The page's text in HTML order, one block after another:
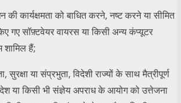
कार्यक्षमता को बाधित करने, नष्ट करने या सीमित
गए सॉफ़्टवेयर वायरस या किसी अन्य कंप्यूटर
शामिल हैं;
या संप्रभुता, विदेशी राज्यों के साथ मैत्रीपूर्ण
या किसी भी संज्ञेय अपराध के आयोग को उत्तेजना